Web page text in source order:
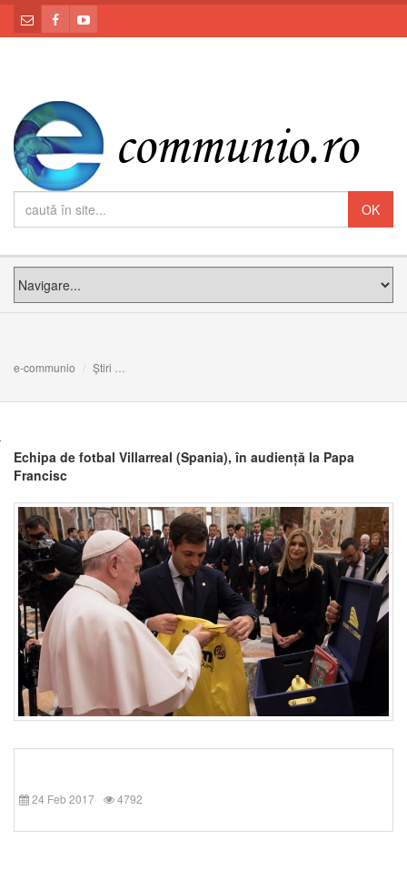
e-communio Știri
Echipa de fotbal Villarreal (Spania), în audiență la Papa
Francisc
24 Feb 2017 4792